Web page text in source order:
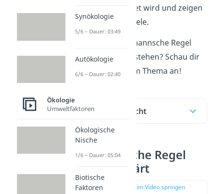
die Regel begründet wird und zeigen
dir konkrete Beispiele.
Du willst die Bergmannsche Regel
noch schneller verstehen? Schau dir
unserVideozu dem Thema an!
Inhaltsübersicht
Bergmannsche Regel
einfach erklärt
zur Stelle im Video springen
Synökologie
5/6 – Dauer: 03:49
Autökologie
6/6 – Dauer: 02:40
Ökologie
Umweltfaktoren
Ökologische
Nische
1/6 – Dauer: 05:04
Biotische
Faktoren